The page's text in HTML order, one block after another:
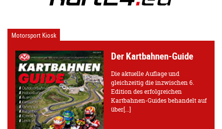
Motorsport Kiosk
Der Kartbahnen-Guide
Die aktuelle Auflage und
gleichzeitig die inzwischen 6.
Edition des erfolgreichen
Kartbahnen-Guides behandelt auf
über[...]